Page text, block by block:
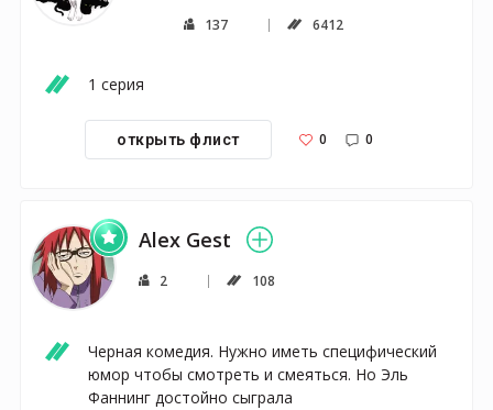
137 6412
1 серия
открыть флист 0 0
Alex Gest
2 108
Черная комедия. Нужно иметь специфический
юмор чтобы смотреть и смеяться. Но Эль
Фаннинг достойно сыграла